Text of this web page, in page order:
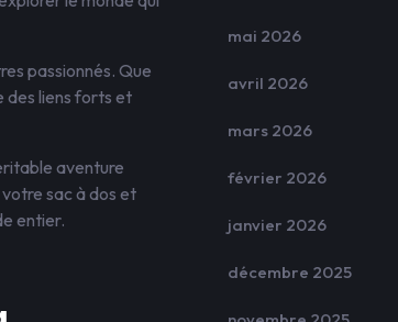
passionnés. Que
des liens forts et
aventure
sac à dos et
entier.
mai 2026
avril 2026
mars 2026
février 2026
janvier 2026
décembre 2025